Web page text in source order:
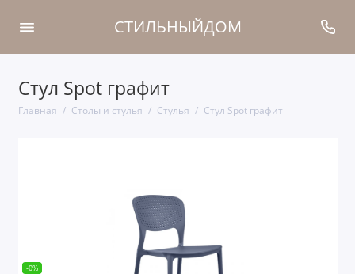
СТИЛЬНЫЙДОМ
Стул Spot графит
Главная Столы и стулья Стулья Стул Spot графит
-0%